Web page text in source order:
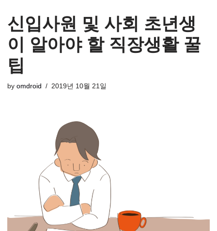
신입사원 및 사회 초년생
이 알아야 할 직장생활 꿀
팁
by omdroid 2019년 10월 21일